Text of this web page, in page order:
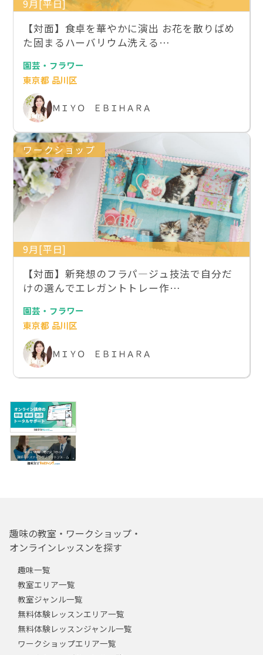
9月[平日]
【対面】食卓を華やかに演出 お花を散りばめ
た固まるハーバリウム洗える…
園芸・フラワー
東京都 品川区
ＭＩＹＯ ＥＢＩＨＡＲＡ
ワークショップ
9月[平日]
【対面】新発想のフラパ―ジュ技法で自分だ
けの選んでエレガントトレー作…
園芸・フラワー
東京都 品川区
ＭＩＹＯ ＥＢＩＨＡＲＡ
趣味の教室・ワークショップ・
オンラインレッスンを探す
趣味一覧
教室エリア一覧
教室ジャンル一覧
無料体験レッスンエリア一覧
無料体験レッスンジャンル一覧
ワークショップエリア一覧